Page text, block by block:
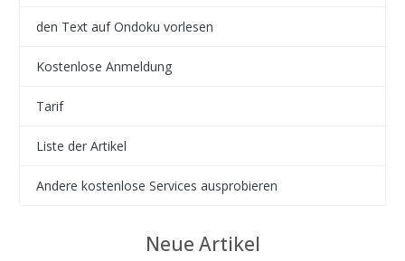
den Text auf Ondoku vorlesen
Kostenlose Anmeldung
Tarif
Liste der Artikel
Andere kostenlose Services ausprobieren
Neue Artikel